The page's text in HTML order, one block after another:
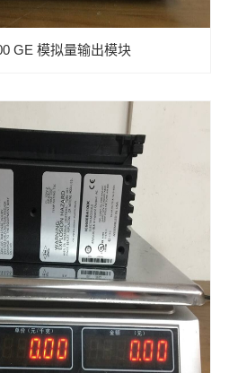
GE 模拟量输出模块